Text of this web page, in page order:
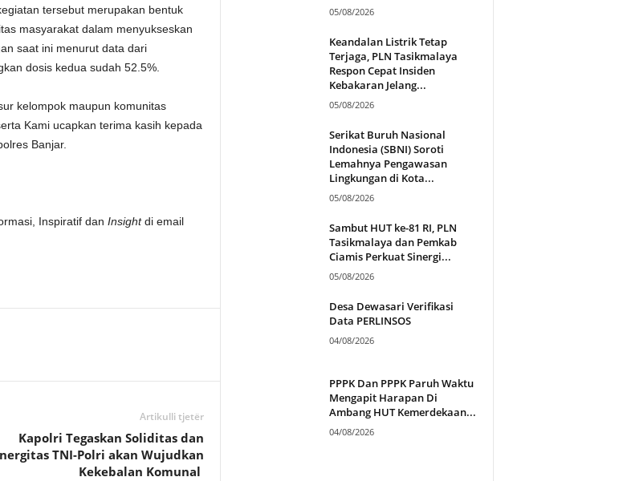
tersebut merupakan bentuk
masyarakat dalam menyukseskan
saat ini menurut data dari
dosis kedua sudah 52.5%.
kelompok maupun komunitas
Kami ucapkan terima kasih kepada
Banjar.
Inspiratif dan Insightdi email
Artikulli tjetër
Kapolri Tegaskan Soliditas dan
TNI-Polri akan Wujudkan
Kekebalan Komunal
05/08/2026
Keandalan Listrik Tetap
Terjaga, PLN Tasikmalaya
Respon Cepat Insiden
Kebakaran Jelang...
05/08/2026
Serikat Buruh Nasional
Indonesia (SBNI) Soroti
Lemahnya Pengawasan
Lingkungan di Kota...
05/08/2026
Sambut HUT ke-81 RI, PLN
Tasikmalaya dan Pemkab
Ciamis Perkuat Sinergi...
05/08/2026
Desa Dewasari Verifikasi
Data PERLINSOS
04/08/2026
PPPK Dan PPPK Paruh Waktu
Mengapit Harapan Di
Ambang HUT Kemerdekaan...
04/08/2026